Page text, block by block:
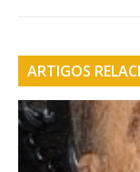
ARTIGOS